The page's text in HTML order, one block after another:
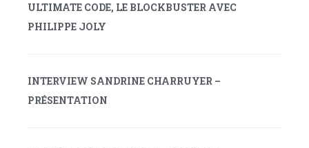
ULTIMATE CODE, LE BLOCKBUSTER AVEC
PHILIPPE JOLY
INTERVIEW SANDRINE CHARRUYER –
PRÉSENTATION